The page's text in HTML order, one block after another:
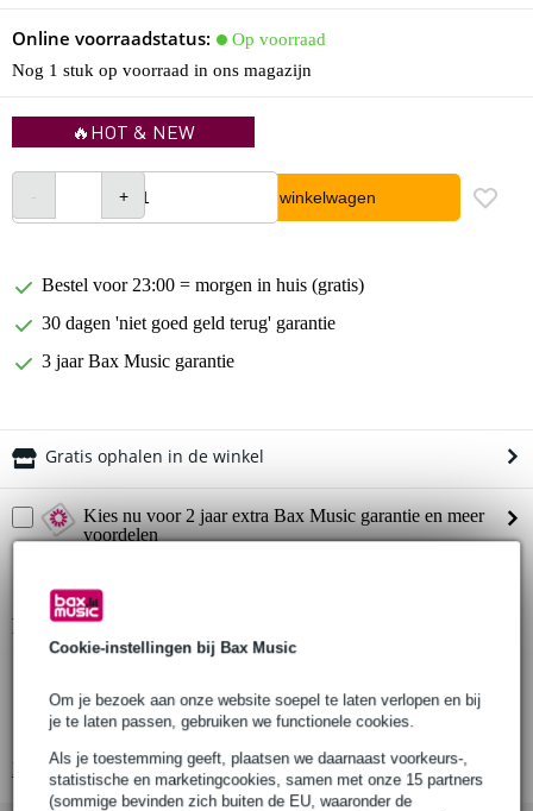
Cookie-instellingen bij Bax Music
Om je bezoek aan onze website soepel te laten verlopen en bij
je te laten passen, gebruiken we functionele cookies.
Als je toestemming geeft, plaatsen we daarnaast voorkeurs-,
statistische en marketingcookies, samen met onze 15 partners
(sommige bevinden zich buiten de EU, waaronder de
Online voorraadstatus:
Op voorraad
Nog 1 stuk op voorraad in ons magazijn
🔥HOT & NEW
In winkelwagen
Bestel voor 23:00 = morgen in huis (gratis)
30 dagen 'niet goed geld terug' garantie
3 jaar Bax Music garantie
Gratis ophalen in de winkel
Kies nu voor 2 jaar extra Bax Music garantie en meer
voordelen
Productinformatie
digitale mixer
96kHz FPGA Processing
Bekijk alle productspecificaties